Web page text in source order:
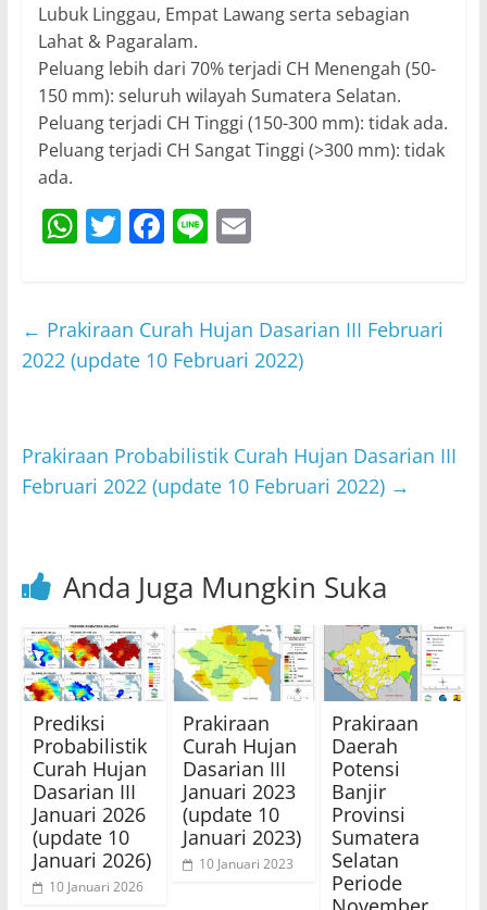
Lubuk Linggau, Empat Lawang serta sebagian
Lahat & Pagaralam.
Peluang lebih dari 70% terjadi CH Menengah (50-
150 mm): seluruh wilayah Sumatera Selatan.
Peluang terjadi CH Tinggi (150-300 mm): tidak ada.
Peluang terjadi CH Sangat Tinggi (>300 mm): tidak
ada.
W
s
A
T
er
F
e
b
k
Li E
l
← Prakiraan Curah Hujan Dasarian III Februari
2022 (update 10 Februari 2022)
Prakiraan Probabilistik Curah Hujan Dasarian III
Februari 2022 (update 10 Februari 2022) →
Anda Juga Mungkin Suka
Prediksi
Probabilistik
Curah Hujan
Dasarian III
Januari 2026
(update 10
Januari 2026)
10 Januari 2026
Prakiraan
Curah Hujan
Dasarian III
Januari 2023
(update 10
Januari 2023)
10 Januari 2023
Prakiraan
Daerah
Potensi
Banjir
Provinsi
Sumatera
Selatan
Periode